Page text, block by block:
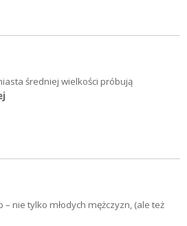
średniej wielkości próbują
nie tylko młodych mężczyzn, (ale też